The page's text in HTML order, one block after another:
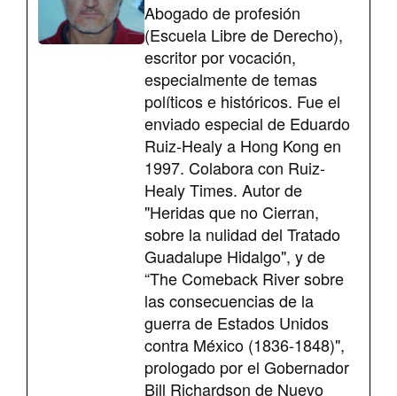
Abogado de profesión
(Escuela Libre de Derecho),
escritor por vocación,
especialmente de temas
políticos e históricos. Fue el
enviado especial de Eduardo
Ruiz-Healy a Hong Kong en
1997. Colabora con Ruiz-
Healy Times. Autor de
"Heridas que no Cierran,
sobre la nulidad del Tratado
Guadalupe Hidalgo", y de
“The Comeback River sobre
las consecuencias de la
guerra de Estados Unidos
contra México (1836-1848)",
prologado por el Gobernador
Bill Richardson de Nuevo